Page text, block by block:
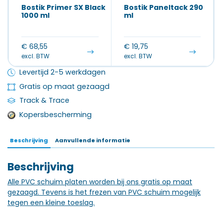
Bostik Primer SX Black
1000 ml
€ 68,55
excl. BTW
Bostik Paneltack 290
ml
€ 19,75
excl. BTW
Levertijd 2-5 werkdagen
Gratis op maat gezaagd
Track & Trace
Kopersbescherming
Beschrijving Aanvullende informatie
Beschrijving
Alle PVC schuim platen worden bij ons gratis op maat
gezaagd. Tevens is het frezen van PVC schuim mogelijk
tegen een kleine toeslag.